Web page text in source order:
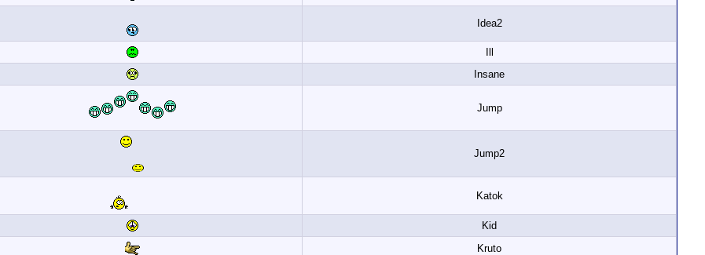
Idea2
Insane
Jump
Jump2
Katok
Kid
Kruto